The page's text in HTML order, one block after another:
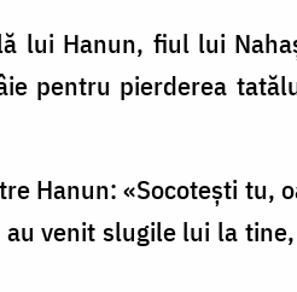
lui Hanun, fiul lui
pentru pierderea
Hanun: «Socoteşti tu,
venit slugile lui la